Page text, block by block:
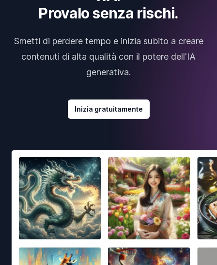
Provalo senza rischi.
Smetti di perdere tempo e inizia subito a creare
contenuti di alta qualità con il potere dell'IA
generativa.
Inizia gratuitamente